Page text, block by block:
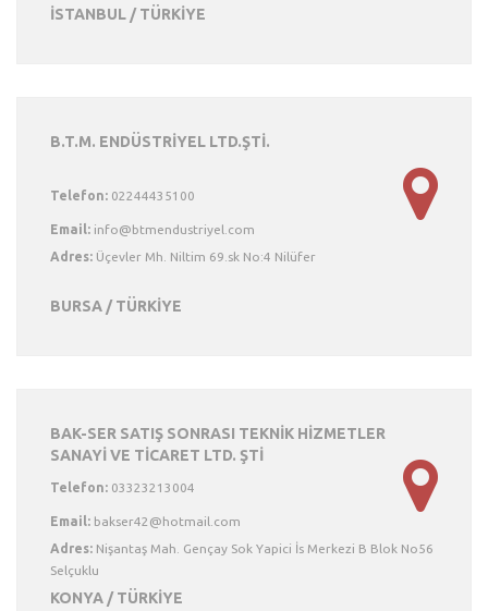
İSTANBUL / TÜRKİYE
B.T.M. ENDÜSTRİYEL LTD.ŞTİ.
Telefon: 02244435100
Email:
Adres: Üçevler Mh. Niltim 69.sk No:4 Nilüfer
BURSA / TÜRKİYE
BAK-SER SATIŞ SONRASI TEKNİK HİZMETLER
SANAYİ VE TİCARET LTD. ŞTİ
Telefon: 03323213004
Email:
Adres: Nişantaş Mah. Gençay Sok Yapici İs Merkezi B Blok No56
Selçuklu
KONYA / TÜRKİYE